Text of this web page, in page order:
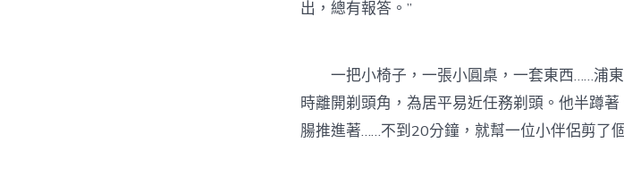
出，總有報答。”
一把小椅子，一張小圓桌，一套東西……浦東
時離開剃頭角，為居平易近任務剃頭。他半蹲
腸推進著……不到20分鐘，就幫一位小伴侶剪了